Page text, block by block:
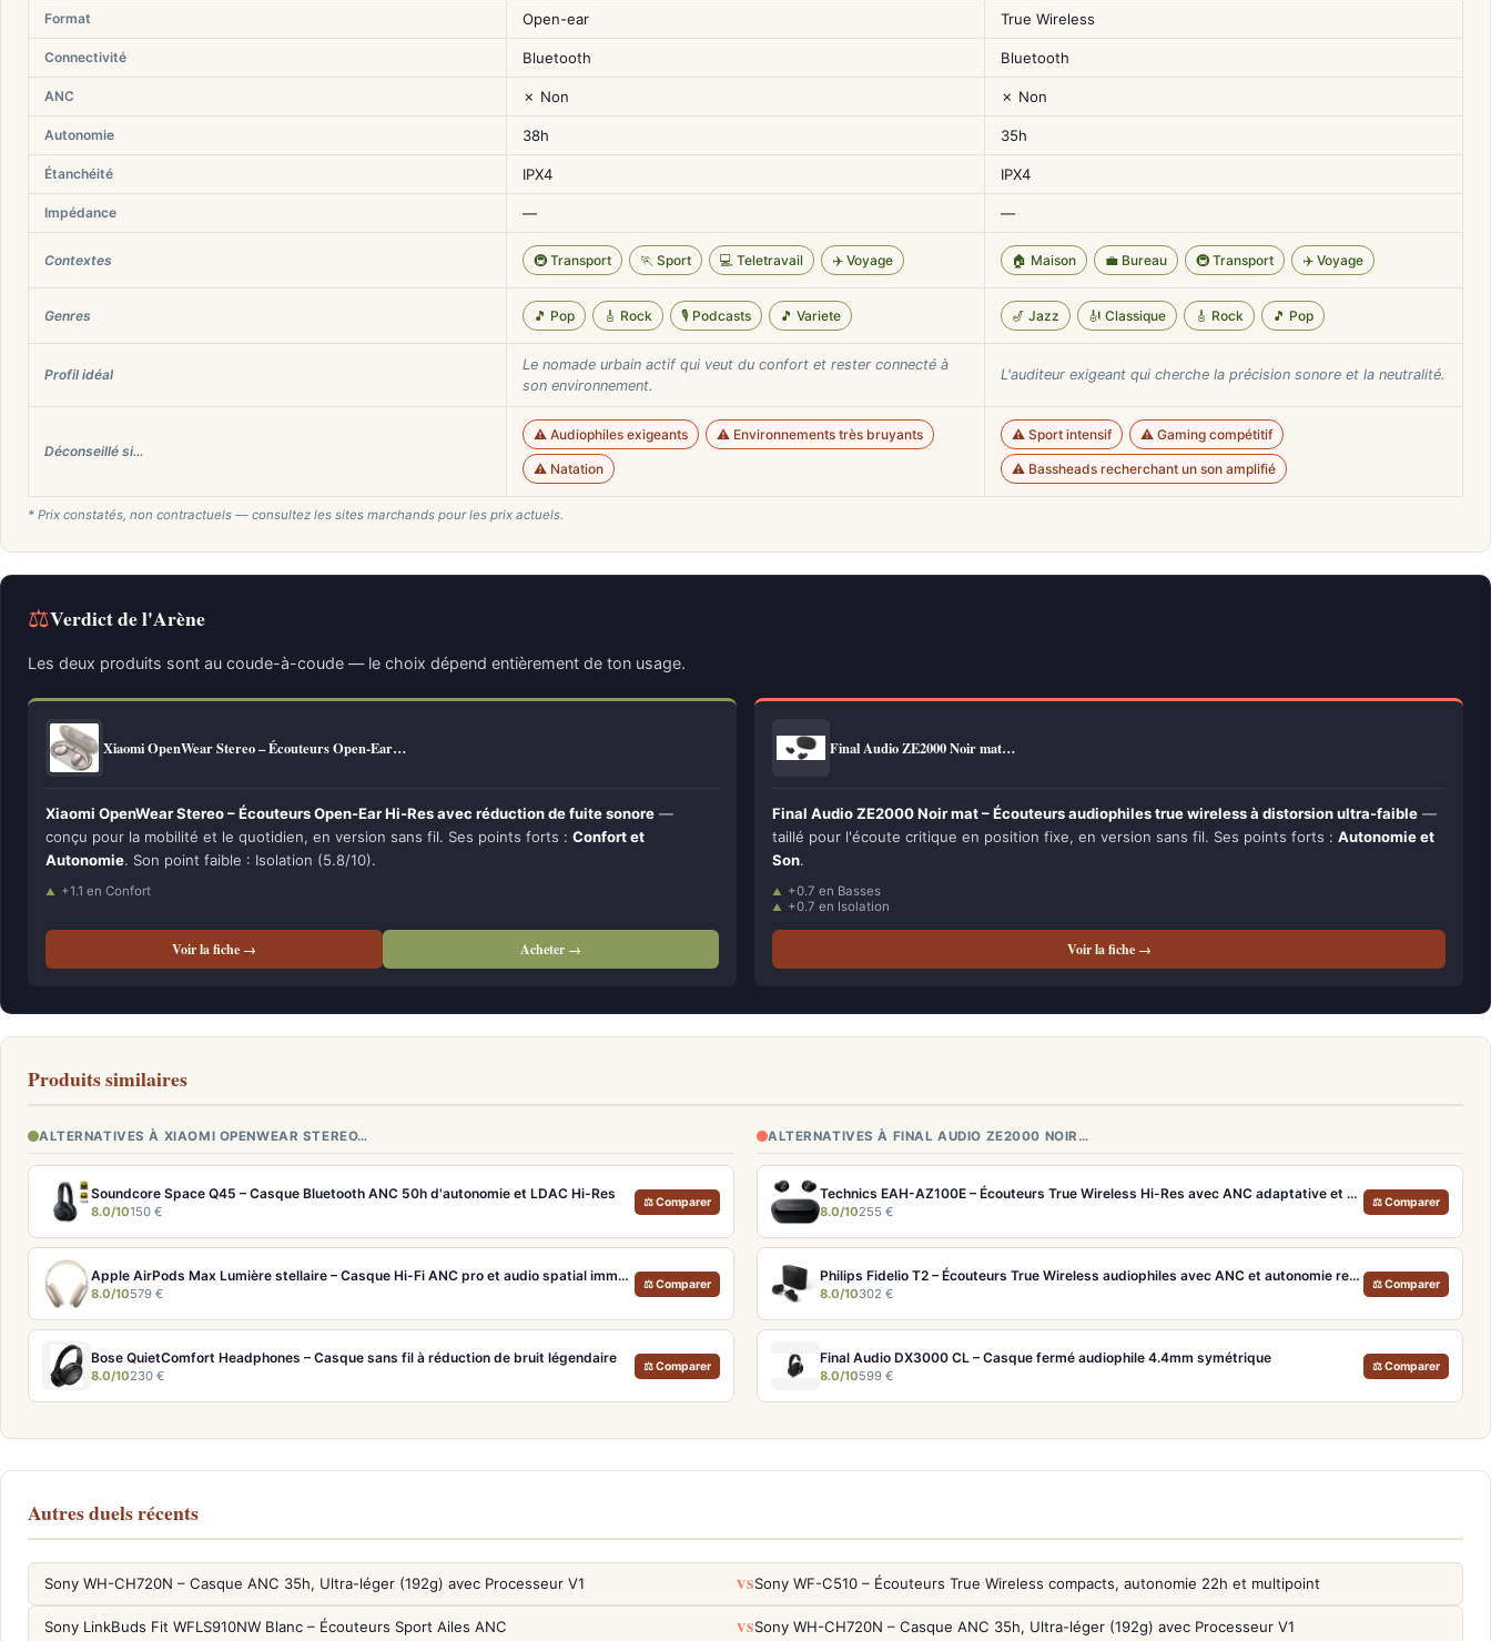
Format Open-ear True Wireless
Connectivité Bluetooth Bluetooth
ANC ✗ Non ✗ Non
Autonomie 38h 35h
Étanchéité IPX4 IPX4
Impédance — —
Contextes 🚇 Transport 🏃 Sport 💻 Teletravail ✈️ Voyage 🏠 Maison 💼 Bureau 🚇 Transport ✈️ Voyage
Genres 🎵 Pop 🎸 Rock 🎙️ Podcasts 🎵 Variete 🎷 Jazz 🎻 Classique 🎸 Rock 🎵 Pop
Profil idéal
Le nomade urbain actif qui veut du confort et rester connecté à
son environnement.
L'auditeur exigeant qui cherche la précision sonore et la neutralité.
Déconseillé si…
⚠️ Audiophiles exigeants ⚠️ Environnements très bruyants
⚠️ Natation
⚠️ Sport intensif ⚠️ Gaming compétitif
⚠️ Bassheads recherchant un son amplifié
* Prix constatés, non contractuels — consultez les sites marchands pour les prix actuels.
⚖Verdict de l'Arène
Les deux produits sont au coude-à-coude — le choix dépend entièrement de ton usage.
Xiaomi OpenWear Stereo – Écouteurs Open-Ear…
Xiaomi OpenWear Stereo – Écouteurs Open-Ear Hi-Res avec réduction de fuite sonore —
conçu pour la mobilité et le quotidien, en version sans fil. Ses points forts : Confort et
Autonomie. Son point faible : Isolation (5.8/10).
+1.1 en Confort
Voir la fiche → Acheter →
Final Audio ZE2000 Noir mat…
Final Audio ZE2000 Noir mat – Écouteurs audiophiles true wireless à distorsion ultra-faible —
taillé pour l'écoute critique en position fixe, en version sans fil. Ses points forts : Autonomie et
Son.
+0.7 en Basses
+0.7 en Isolation
Voir la fiche →
Produits similaires
ALTERNATIVES À XIAOMI OPENWEAR STEREO…
Soundcore Space Q45 – Casque Bluetooth ANC 50h d'autonomie et LDAC Hi-Res
8.0/10150 €
⚖ Comparer
Apple AirPods Max Lumière stellaire – Casque Hi-Fi ANC pro et audio spatial immersif
8.0/10579 €
⚖ Comparer
Bose QuietComfort Headphones – Casque sans fil à réduction de bruit légendaire
8.0/10230 €
⚖ Comparer
ALTERNATIVES À FINAL AUDIO ZE2000 NOIR…
Technics EAH-AZ100E – Écouteurs True Wireless Hi-Res avec ANC adaptative et Dolby Atmos
8.0/10255 €
⚖ Comparer
Philips Fidelio T2 – Écouteurs True Wireless audiophiles avec ANC et autonomie record
8.0/10302 €
⚖ Comparer
Final Audio DX3000 CL – Casque fermé audiophile 4.4mm symétrique
8.0/10599 €
⚖ Comparer
Autres duels récents
Sony WH-CH720N – Casque ANC 35h, Ultra-léger (192g) avec Processeur V1 VSSony WF-C510 – Écouteurs True Wireless compacts, autonomie 22h et multipoint
Sony LinkBuds Fit WFLS910NW Blanc – Écouteurs Sport Ailes ANC VSSony WH-CH720N – Casque ANC 35h, Ultra-léger (192g) avec Processeur V1